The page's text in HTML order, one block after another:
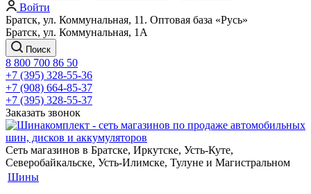
Войти
Братск, ул. Коммунальная, 11. Оптовая база «Русь»
Братск, ул. Коммунальная, 1А
Поиск
8 800 700 86 50
+7 (395) 328-55-36
+7 (908) 664-85-37
+7 (395) 328-55-37
Заказать звонок
Сеть магазинов в Братске, Иркутске, Усть-Куте,
Северобайкальске, Усть-Илимске, Тулуне и Магистральном
Шины